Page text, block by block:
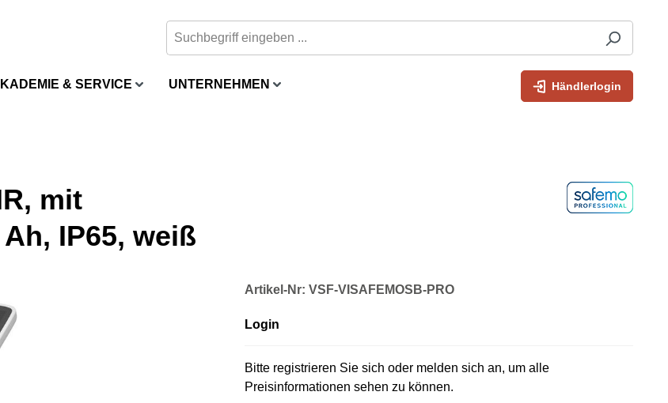
& SERVICE UNTERNEHMEN Händlerlogin
mit
IP65, weiß
Artikel-Nr: VSF-VISAFEMOSB-PRO
Login
Bitte registrieren Sie sich oder melden sich an, um alle
Preisinformationen sehen zu können.